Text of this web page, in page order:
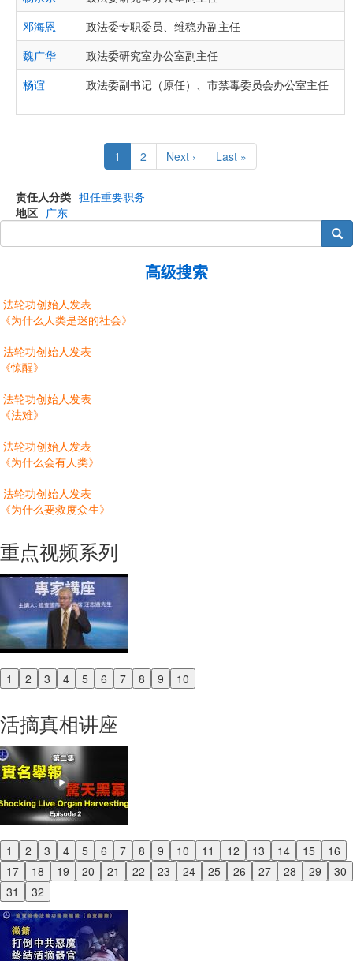
邓海恩
政法委专职委员、维稳办副主任
魏广华
政法委研究室办公室副主任
杨谊
政法委副书记（原任）、市禁毒委员会办公室主任
Current
page
1 Page
2
Next
page
Next ›
Last
page
Last »
责任人分类 担任重要职务
地区 广东
搜索
高级搜索
法轮功创始人发表
《为什么人类是迷的社会》
法轮功创始人发表
《惊醒》
法轮功创始人发表
《法难》
法轮功创始人发表
《为什么会有人类》
法轮功创始人发表
《为什么要救度众生》
重点视频系列
1 2 3 4 5 6 7 8 9 10
Previous
活摘真相讲座
1 2 3 4 5 6 7 8 9 10 11 12 13 14 15
16
17
18 19 20 21 22 23 24 25 26 27 28 29
30
31
32
Previous
Next